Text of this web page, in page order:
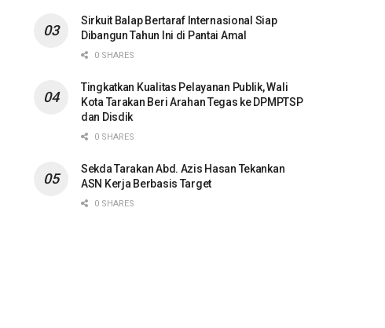
Sirkuit Balap Bertaraf Internasional Siap
Dibangun Tahun Ini di Pantai Amal
0 SHARES
Tingkatkan Kualitas Pelayanan Publik, Wali
Kota Tarakan Beri Arahan Tegas ke DPMPTSP
dan Disdik
0 SHARES
Sekda Tarakan Abd. Azis Hasan Tekankan
ASN Kerja Berbasis Target
0 SHARES